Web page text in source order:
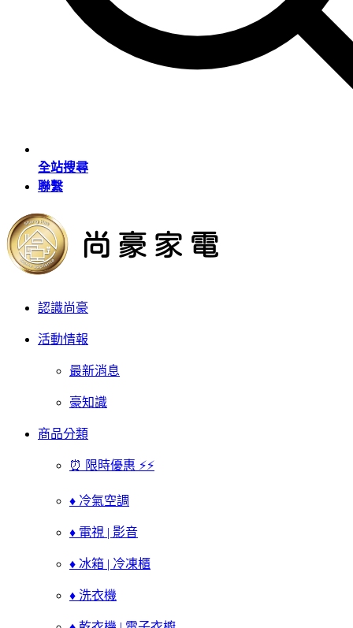
全站搜尋
聯繫
認識尚豪
活動情報
最新消息
豪知識
商品分類
⏰ 限時優惠 ⚡⚡
♦ 冷氣空調
♦ 電視 | 影音
♦ 冰箱 | 冷凍櫃
♦ 洗衣機